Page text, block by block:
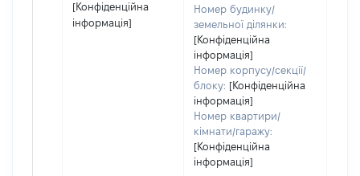
[Конфіденційна
інформація]
Номер будинку/
земельної ділянки:
[Конфіденційна
інформація]
Номер корпусу/секції/
блоку: [Конфіденційна
інформація]
Номер квартири/
кімнати/гаражу:
[Конфіденційна
інформація]